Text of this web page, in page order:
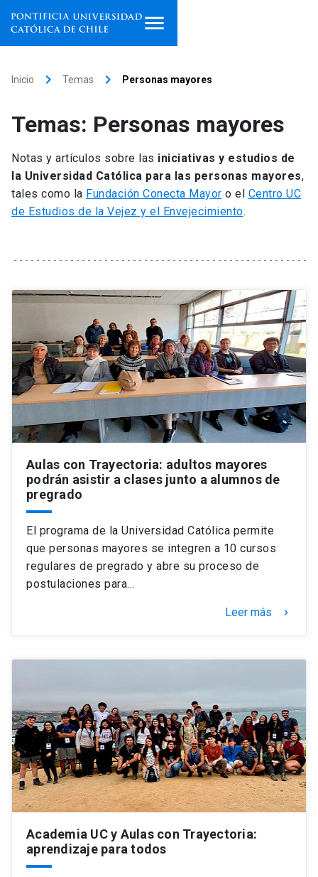
Facultades, escuelas e
institutos
Investigación
Extensión
Vinculación
Información para keyboard_arrow_down
Futuros estudiantes
Estudiantes
Académicos
Personal
Alumni launch
Padres y familia
Go to english site launch
ACCESOS DIRECTOS
Admisión launch
Mi Cuenta UC
Correo UC launch
Medios Biblioteca launch
Inicio keyboard_arrow_right Temas keyboard_arrow_right Personas mayores
Temas: Personas mayores
Notas y artículos sobre las iniciativas y estudios de
la Universidad Católica para las personas mayores,
tales como la Fundación Conecta Mayor o el Centro UC
de Estudios de la Vejez y el Envejecimiento.
Aulas con Trayectoria: adultos mayores
podrán asistir a clases junto a alumnos de
pregrado
El programa de la Universidad Católica permite
que personas mayores se integren a 10 cursos
regulares de pregrado y abre su proceso de
postulaciones para…
Leer más keyboard_arrow_right
Academia UC y Aulas con Trayectoria:
aprendizaje para todos